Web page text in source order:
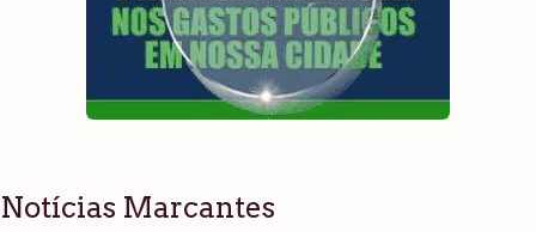
Notícias Marcantes